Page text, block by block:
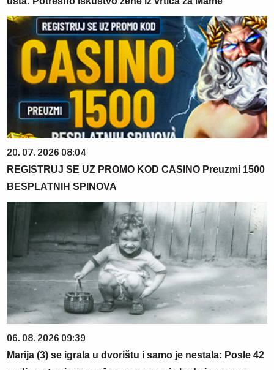
20. 07. 2026 08:04
REGISTRUJ SE UZ PROMO KOD CASINO Preuzmi 1500
BESPLATNIH SPINOVA
06. 08. 2026 09:39
Marija (3) se igrala u dvorištu i samo je nestala: Posle 42